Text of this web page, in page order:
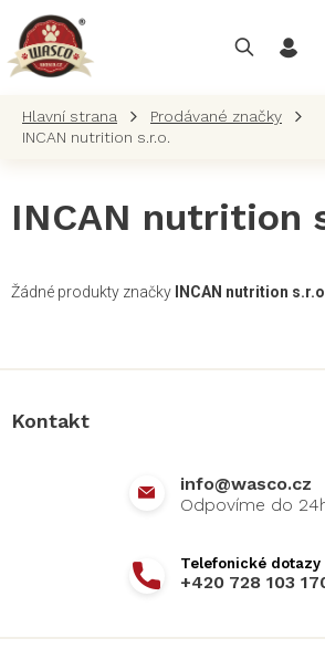
obsah
Prodávané značky
INCAN nutrition s.r.o.
INCAN nutrition
Žádné produkty značky INCAN nutrition
Kontakt
info@wasco.cz
+420 728 103